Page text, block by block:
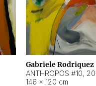
Gabriele Rodriquez
ANTHROPOS #10,
146 × 120 cm